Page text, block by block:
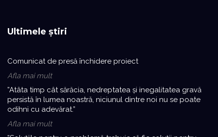
Ultimele știri
Comunicat de presă închidere proiect
Afla mai mult
”Atâta timp cât sărăcia, nedreptatea și inegalitatea gravă
persistă în lumea noastră, niciunul dintre noi nu se poate
odihni cu adevărat.”
Afla mai mult